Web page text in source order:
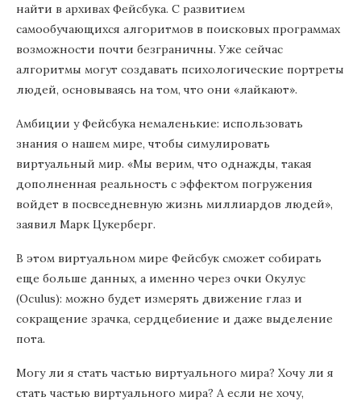
найти в архивах Фейсбука. С развитием
самообучающихся алгоритмов в поисковых программах
возможности почти безграничны. Уже сейчас
алгоритмы могут создавать психологические портреты
людей, основываясь на том, что они «лайкают».
Амбиции у Фейсбука немаленькие: использовать
знания о нашем мире, чтобы симулировать
виртуальный мир. «Мы верим, что однажды, такая
дополненная реальность с эффектом погружения
войдет в посвседневную жизнь миллиардов людей»,
заявил Марк Цукерберг.
В этом виртуальном мире Фейсбук сможет собирать
еще больше данных, а именно через очки Окулус
(Oculus): можно будет измерять движение глаз и
сокращение зрачка, сердцебиение и даже выделение
пота.
Могу ли я стать частью виртуального мира? Хочу ли я
стать частью виртуального мира? А если не хочу,